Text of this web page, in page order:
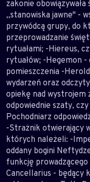
zakonie
,,stanowiska jawne" -
przywódcą grupy, do
przeprowadzanie
rytuałami; -Hiereus,
rytuałów; -Hegemon
pomieszczenia -
wydarzeń oraz
opiekę nad wystrojem
odpowiednie szaty,
Pochodniarz
-Strażnik otwierający
których należeli: -
oddany bogini
funkcję prowadzącego
Cancellarius - będący